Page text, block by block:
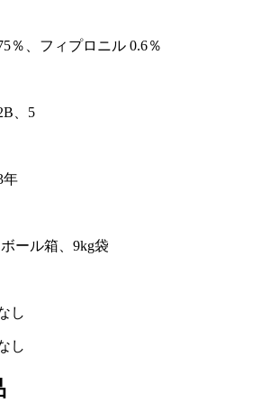
％、フィプロニル 0.6％
、5
年
ール箱、9kg袋
し
し